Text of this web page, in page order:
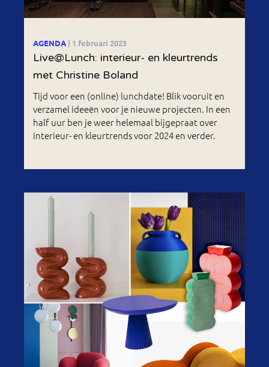
AGENDA | 1 februari 2023
Live@Lunch: interieur- en kleurtrends
met Christine Boland
Tijd voor een (online) lunchdate! Blik vooruit en
verzamel ideeën voor je nieuwe projecten. In een
half uur ben je weer helemaal bijgepraat over
interieur- en kleurtrends voor 2024 en verder.